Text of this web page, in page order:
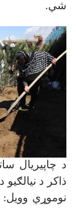
شي.
د چاپیریال
ذاکر د
نوموړي